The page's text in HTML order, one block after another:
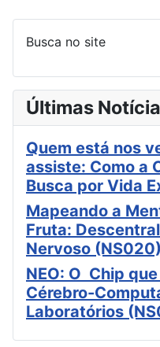
Busca no site
Últimas
Quem está nos
assiste: Como a
Busca por Vida
Mapeando a
Fruta:
Nervoso (NS020)
NEO: O Chip
Cérebro-
Laboratórios